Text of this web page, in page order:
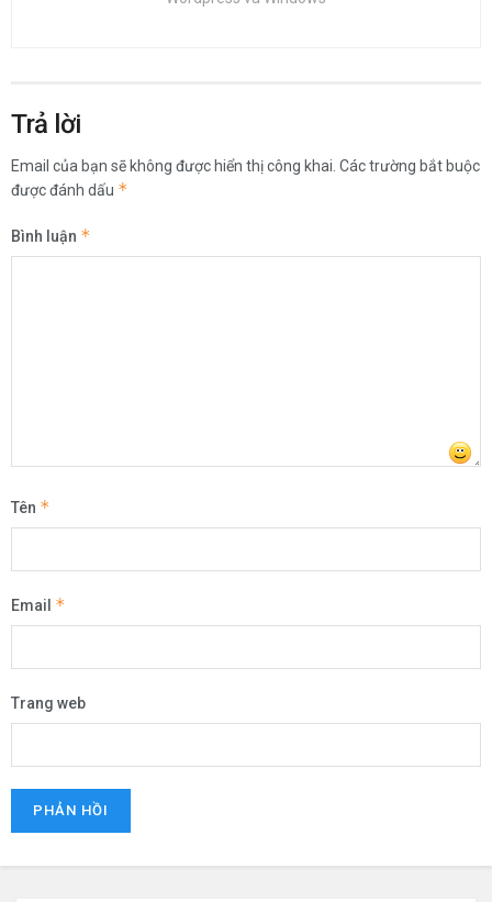
Trả lời
Email của bạn sẽ không được hiển thị công khai. Các trường bắt buộc
được đánh dấu *
Bình luận *
Tên *
Email *
Trang web